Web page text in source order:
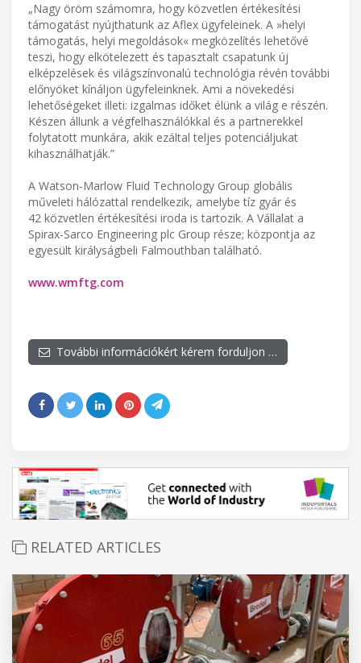
„Nagy öröm számomra, hogy közvetlen értékesítési
támogatást nyújthatunk az Aflex ügyfeleinek. A »helyi
támogatás, helyi megoldások« megközelítés lehetővé
teszi, hogy elkötelezett és tapasztalt csapatunk új
elképzelések és világszínvonalú technológia révén további
előnyöket kínáljon ügyfeleinknek. Ami a növekedési
lehetőségeket illeti: izgalmas időket élünk a világ e részén.
Készen állunk a végfelhasználókkal és a partnerekkel
folytatott munkára, akik ezáltal teljes potenciáljukat
kihasználhatják.”
A Watson-Marlow Fluid Technology Group globális
műveleti hálózattal rendelkezik, amelybe tíz gyár és
42 közvetlen értékesítési iroda is tartozik. A Vállalat a
Spirax-Sarco Engineering plc Group része; központja az
egyesült királyságbeli Falmouthban található.
www.wmftg.com
További információkért kérem forduljon …
RELATED ARTICLES